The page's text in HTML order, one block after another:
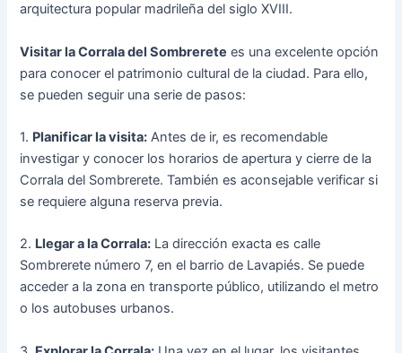
arquitectura popular madrileña del siglo XVIII.
Visitar la Corrala del Sombrerete es una excelente opción
para conocer el patrimonio cultural de la ciudad. Para ello,
se pueden seguir una serie de pasos:
1. Planificar la visita: Antes de ir, es recomendable
investigar y conocer los horarios de apertura y cierre de la
Corrala del Sombrerete. También es aconsejable verificar si
se requiere alguna reserva previa.
2. Llegar a la Corrala: La dirección exacta es calle
Sombrerete número 7, en el barrio de Lavapiés. Se puede
acceder a la zona en transporte público, utilizando el metro
o los autobuses urbanos.